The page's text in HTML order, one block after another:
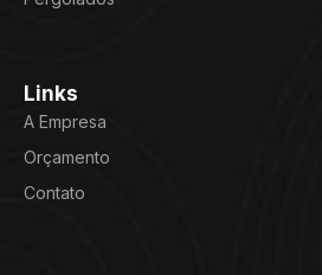
Links
A Empresa
Orçamento
Contato